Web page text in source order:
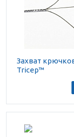
Захват
Tricep™